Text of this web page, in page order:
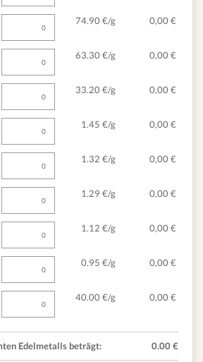
74.90 €/g 0,00 €
63.30 €/g 0,00 €
33.20 €/g 0,00 €
1.45 €/g 0,00 €
1.32 €/g 0,00 €
1.29 €/g 0,00 €
1.12 €/g 0,00 €
0.95 €/g 0,00 €
40.00 €/g 0,00 €
Edelmetalls beträgt: 0.00€